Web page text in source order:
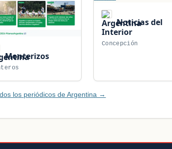
Monterizos
Noticias del
Interior
Concepción
los periódicos de Argentina →